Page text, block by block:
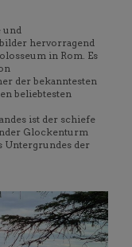
und
hervorragend
in Rom. Es
der bekanntesten
beliebtesten
ist der schiefe
Glockenturm
Untergrundes der